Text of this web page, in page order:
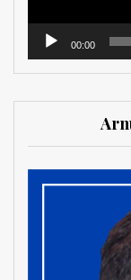
00:00